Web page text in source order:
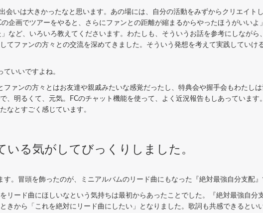
会いは大きかったなと思います。あの場には、自分の活動をみずからクリエイト
企画でツアーをやると、さらにファンとの距離が縮まるからやったほうがいいよ
など、いろいろ教えてくださいます。わたしも、そういうお話を参考にしながら
てファンの方々との交流を深めてきました。そういう発想を考えて実践していけ
いいですよね。
ァンの方々とはお友達や親戚みたいな感覚だったし、特典会や握手会もわたし
、明るくて、元気。FCのチャット機能を使って、よく近況報告もしあっています
なとすごく感じています。
いる気がしてびっくりしました。
。冒頭を飾ったのが、ミニアルバムのリード曲にもなった『絶対最強自分支配』
ード曲にほしいなという気持ちは最初からあったことでした。『絶対最強自分
きから「これを絶対にリード曲にしたい」となりました。歌詞も共感できるとい